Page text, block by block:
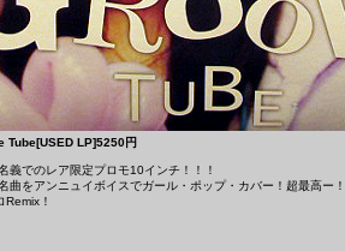
Tube[USED LP]5250円
義でのレア限定プロモ10インチ！！！
曲をアンニュイボイスでガール・ポップ・カバー！超最高ー！
Remix！